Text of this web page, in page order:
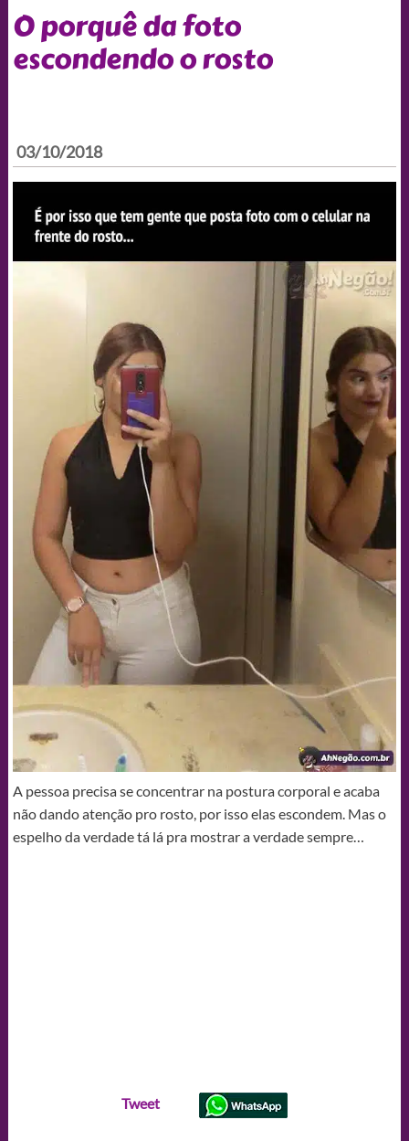
O porquê da foto
escondendo o rosto
03/10/2018
A pessoa precisa se concentrar na postura corporal e acaba
não dando atenção pro rosto, por isso elas escondem. Mas o
espelho da verdade tá lá pra mostrar a verdade sempre…
Tweet